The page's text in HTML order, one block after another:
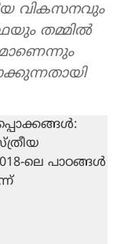
വികസനവും
തമ്മിൽ